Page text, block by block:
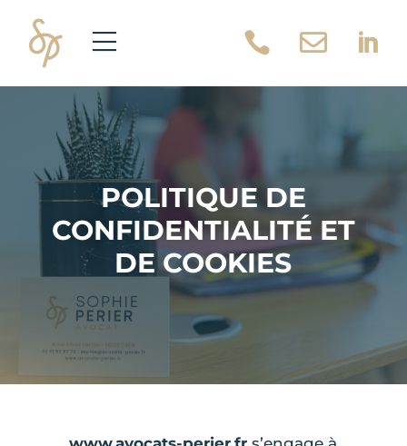
  
POLITIQUE DE
CONFIDENTIALITÉ ET
DE COOKIES